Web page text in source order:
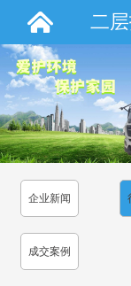
二
圾
企业新闻
成交案例